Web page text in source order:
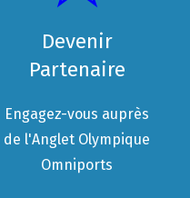
Devenir
Partenaire
Engagez-vous auprès
de l'Anglet Olympique
Omniports